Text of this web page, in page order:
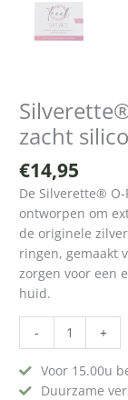
zacht
€14,95
De Silverette®
ontworpen om
de originele
ringen, gemaakt
zorgen voor een
huid.
- +
Voor 15.00u
Duurzame